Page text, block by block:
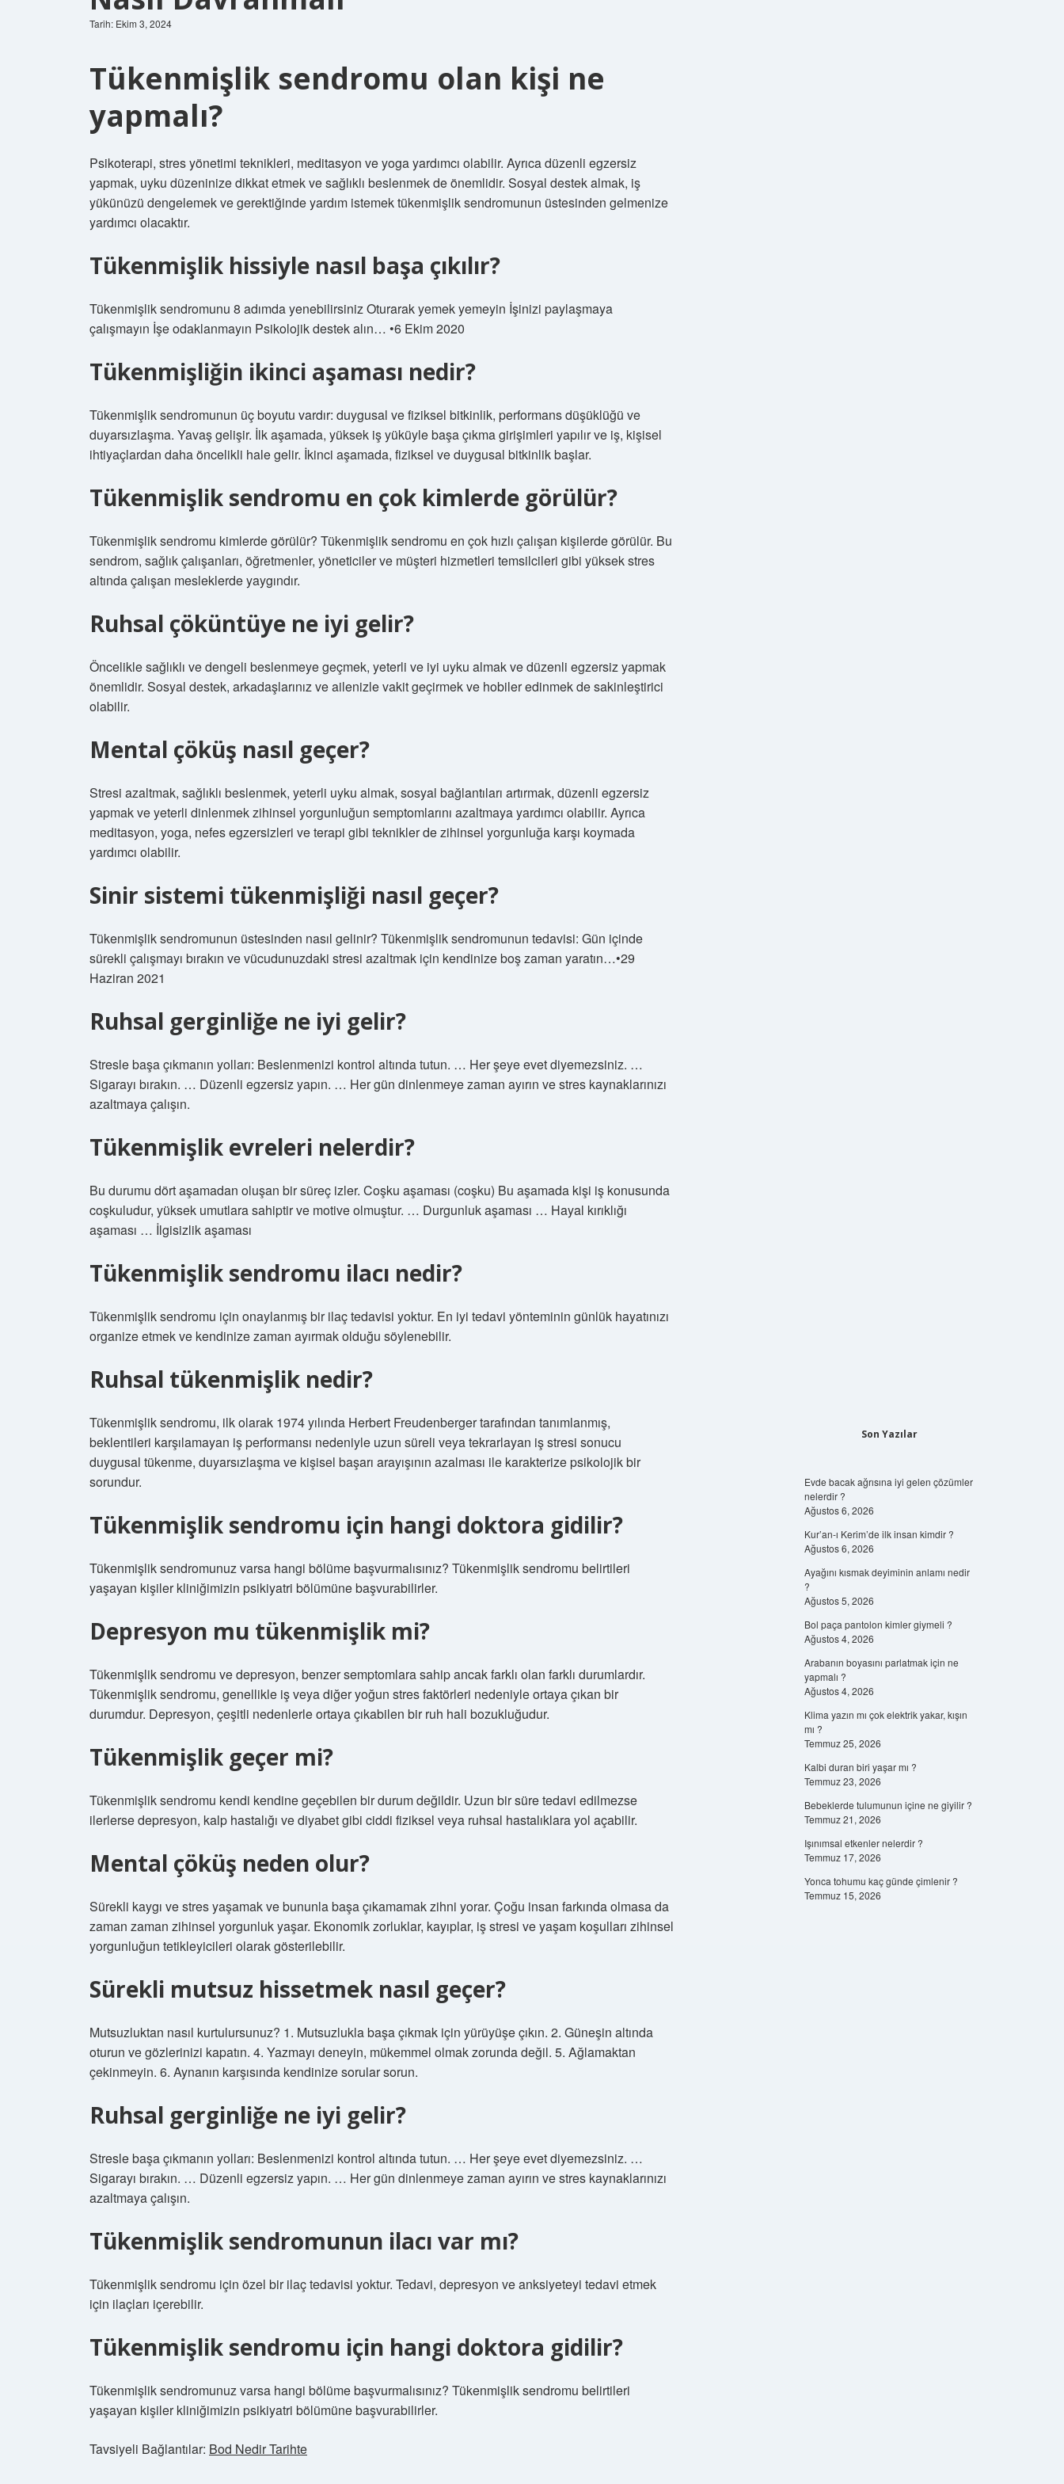
Tarih: Ekim 3, 2024
Tükenmişlik sendromu olan kişi ne
yapmalı?
Psikoterapi, stres yönetimi teknikleri, meditasyon ve yoga yardımcı olabilir. Ayrıca düzenli egzersiz
yapmak, uyku düzeninize dikkat etmek ve sağlıklı beslenmek de önemlidir. Sosyal destek almak, iş
yükünüzü dengelemek ve gerektiğinde yardım istemek tükenmişlik sendromunun üstesinden gelmenize
yardımcı olacaktır.
Tükenmişlik hissiyle nasıl başa çıkılır?
Tükenmişlik sendromunu 8 adımda yenebilirsiniz Oturarak yemek yemeyin İşinizi paylaşmaya
çalışmayın İşe odaklanmayın Psikolojik destek alın… •6 Ekim 2020
Tükenmişliğin ikinci aşaması nedir?
Tükenmişlik sendromunun üç boyutu vardır: duygusal ve fiziksel bitkinlik, performans düşüklüğü ve
duyarsızlaşma. Yavaş gelişir. İlk aşamada, yüksek iş yüküyle başa çıkma girişimleri yapılır ve iş, kişisel
ihtiyaçlardan daha öncelikli hale gelir. İkinci aşamada, fiziksel ve duygusal bitkinlik başlar.
Tükenmişlik sendromu en çok kimlerde görülür?
Tükenmişlik sendromu kimlerde görülür? Tükenmişlik sendromu en çok hızlı çalışan kişilerde görülür. Bu
sendrom, sağlık çalışanları, öğretmenler, yöneticiler ve müşteri hizmetleri temsilcileri gibi yüksek stres
altında çalışan mesleklerde yaygındır.
Ruhsal çöküntüye ne iyi gelir?
Öncelikle sağlıklı ve dengeli beslenmeye geçmek, yeterli ve iyi uyku almak ve düzenli egzersiz yapmak
önemlidir. Sosyal destek, arkadaşlarınız ve ailenizle vakit geçirmek ve hobiler edinmek de sakinleştirici
olabilir.
Mental çöküş nasıl geçer?
Stresi azaltmak, sağlıklı beslenmek, yeterli uyku almak, sosyal bağlantıları artırmak, düzenli egzersiz
yapmak ve yeterli dinlenmek zihinsel yorgunluğun semptomlarını azaltmaya yardımcı olabilir. Ayrıca
meditasyon, yoga, nefes egzersizleri ve terapi gibi teknikler de zihinsel yorgunluğa karşı koymada
yardımcı olabilir.
Sinir sistemi tükenmişliği nasıl geçer?
Tükenmişlik sendromunun üstesinden nasıl gelinir? Tükenmişlik sendromunun tedavisi: Gün içinde
sürekli çalışmayı bırakın ve vücudunuzdaki stresi azaltmak için kendinize boş zaman yaratın…•29
Haziran 2021
Ruhsal gerginliğe ne iyi gelir?
Stresle başa çıkmanın yolları: Beslenmenizi kontrol altında tutun. … Her şeye evet diyemezsiniz. …
Sigarayı bırakın. … Düzenli egzersiz yapın. … Her gün dinlenmeye zaman ayırın ve stres kaynaklarınızı
azaltmaya çalışın.
Tükenmişlik evreleri nelerdir?
Bu durumu dört aşamadan oluşan bir süreç izler. Coşku aşaması (coşku) Bu aşamada kişi iş konusunda
coşkuludur, yüksek umutlara sahiptir ve motive olmuştur. … Durgunluk aşaması … Hayal kırıklığı
aşaması … İlgisizlik aşaması
Tükenmişlik sendromu ilacı nedir?
Tükenmişlik sendromu için onaylanmış bir ilaç tedavisi yoktur. En iyi tedavi yönteminin günlük hayatınızı
organize etmek ve kendinize zaman ayırmak olduğu söylenebilir.
Ruhsal tükenmişlik nedir?
Tükenmişlik sendromu, ilk olarak 1974 yılında Herbert Freudenberger tarafından tanımlanmış,
beklentileri karşılamayan iş performansı nedeniyle uzun süreli veya tekrarlayan iş stresi sonucu
duygusal tükenme, duyarsızlaşma ve kişisel başarı arayışının azalması ile karakterize psikolojik bir
sorundur.
Tükenmişlik sendromu için hangi doktora gidilir?
Tükenmişlik sendromunuz varsa hangi bölüme başvurmalısınız? Tükenmişlik sendromu belirtileri
yaşayan kişiler kliniğimizin psikiyatri bölümüne başvurabilirler.
Depresyon mu tükenmişlik mi?
Tükenmişlik sendromu ve depresyon, benzer semptomlara sahip ancak farklı olan farklı durumlardır.
Tükenmişlik sendromu, genellikle iş veya diğer yoğun stres faktörleri nedeniyle ortaya çıkan bir
durumdur. Depresyon, çeşitli nedenlerle ortaya çıkabilen bir ruh hali bozukluğudur.
Tükenmişlik geçer mi?
Tükenmişlik sendromu kendi kendine geçebilen bir durum değildir. Uzun bir süre tedavi edilmezse
ilerlerse depresyon, kalp hastalığı ve diyabet gibi ciddi fiziksel veya ruhsal hastalıklara yol açabilir.
Mental çöküş neden olur?
Sürekli kaygı ve stres yaşamak ve bununla başa çıkamamak zihni yorar. Çoğu insan farkında olmasa da
zaman zaman zihinsel yorgunluk yaşar. Ekonomik zorluklar, kayıplar, iş stresi ve yaşam koşulları zihinsel
yorgunluğun tetikleyicileri olarak gösterilebilir.
Sürekli mutsuz hissetmek nasıl geçer?
Mutsuzluktan nasıl kurtulursunuz? 1. Mutsuzlukla başa çıkmak için yürüyüşe çıkın. 2. Güneşin altında
oturun ve gözlerinizi kapatın. 4. Yazmayı deneyin, mükemmel olmak zorunda değil. 5. Ağlamaktan
çekinmeyin. 6. Aynanın karşısında kendinize sorular sorun.
Ruhsal gerginliğe ne iyi gelir?
Stresle başa çıkmanın yolları: Beslenmenizi kontrol altında tutun. … Her şeye evet diyemezsiniz. …
Sigarayı bırakın. … Düzenli egzersiz yapın. … Her gün dinlenmeye zaman ayırın ve stres kaynaklarınızı
azaltmaya çalışın.
Tükenmişlik sendromunun ilacı var mı?
Tükenmişlik sendromu için özel bir ilaç tedavisi yoktur. Tedavi, depresyon ve anksiyeteyi tedavi etmek
için ilaçları içerebilir.
Tükenmişlik sendromu için hangi doktora gidilir?
Tükenmişlik sendromunuz varsa hangi bölüme başvurmalısınız? Tükenmişlik sendromu belirtileri
yaşayan kişiler kliniğimizin psikiyatri bölümüne başvurabilirler.
Tavsiyeli Bağlantılar: Bod Nedir Tarihte
Son Yazılar
Evde bacak ağrısına iyi gelen çözümler
nelerdir ?
Ağustos 6, 2026
Kur’an-ı Kerim’de ilk insan kimdir ?
Ağustos 6, 2026
Ayağını kısmak deyiminin anlamı nedir
?
Ağustos 5, 2026
Bol paça pantolon kimler giymeli ?
Ağustos 4, 2026
Arabanın boyasını parlatmak için ne
yapmalı ?
Ağustos 4, 2026
Klima yazın mı çok elektrik yakar, kışın
mı ?
Temmuz 25, 2026
Kalbi duran biri yaşar mı ?
Temmuz 23, 2026
Bebeklerde tulumunun içine ne giyilir ?
Temmuz 21, 2026
Işınımsal etkenler nelerdir ?
Temmuz 17, 2026
Yonca tohumu kaç günde çimlenir ?
Temmuz 15, 2026